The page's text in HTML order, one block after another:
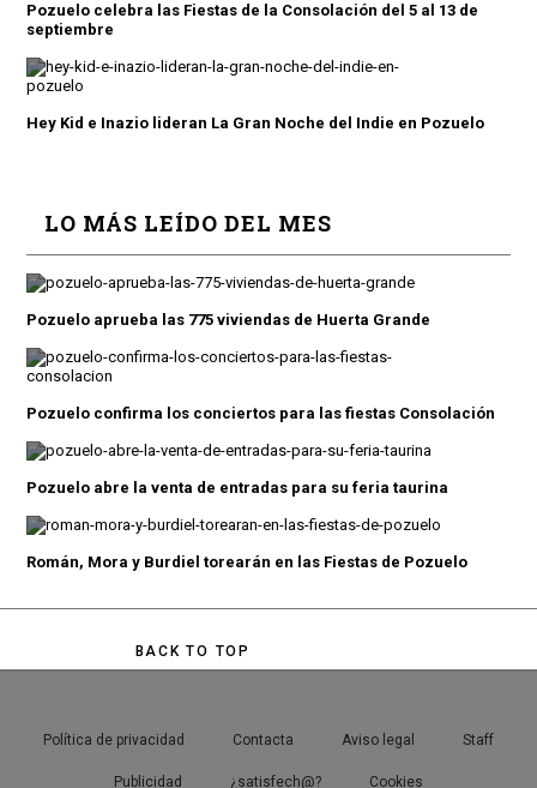
Pozuelo celebra las Fiestas de la Consolación del 5 al 13 de
septiembre
Hey Kid e Inazio lideran La Gran Noche del Indie en Pozuelo
LO MÁS LEÍDO DEL MES
Pozuelo aprueba las 775 viviendas de Huerta Grande
Pozuelo confirma los conciertos para las fiestas Consolación
Pozuelo abre la venta de entradas para su feria taurina
Román, Mora y Burdiel torearán en las Fiestas de Pozuelo
BACK TO TOP
Política de privacidad Contacta Aviso legal Staff
Publicidad ¿satisfech@? Cookies